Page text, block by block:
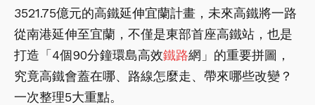
3521.75億元的高鐵延伸宜蘭計畫，未來高鐵將一路
從南港延伸至宜蘭，不僅是東部首座高鐵站，也是
打造「4個90分鐘環島高效鐵路網」的重要拼圖，
究竟高鐵會蓋在哪、路線怎麼走、帶來哪些改變？
一次整理5大重點。